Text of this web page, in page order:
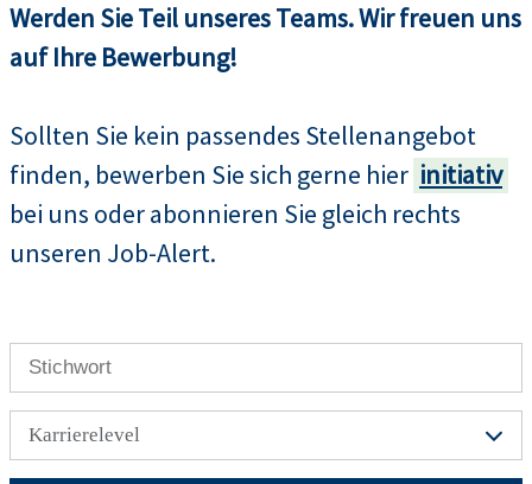
Werden Sie Teil unseres Teams. Wir freuen uns
auf Ihre Bewerbung!
Sollten Sie kein passendes Stellenangebot
finden, bewerben Sie sich gerne hier initiativ
bei uns oder abonnieren Sie gleich rechts
unseren Job-Alert.
Karrierelevel